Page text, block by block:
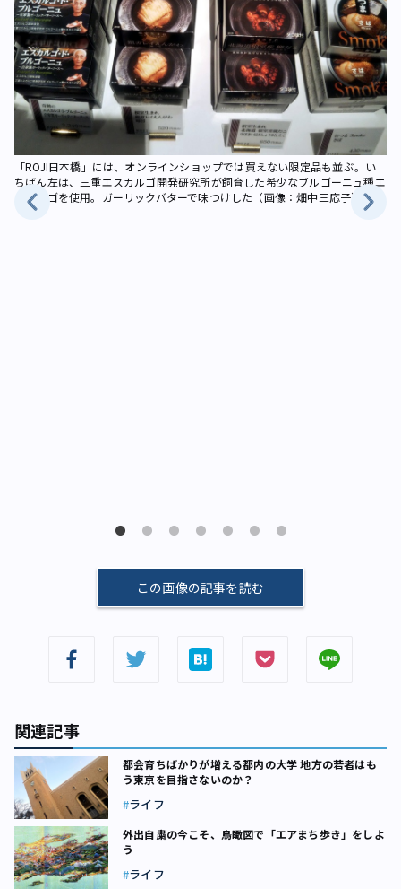
「ROJI日本橋」には、オンラインショップでは買えない限定品も並ぶ。い
ちばん左は、三重エスカルゴ開発研究所が飼育した希少なブルゴーニュ種エ
スカルゴを使用。ガーリックバターで味つけした（画像：畑中三応子）
この画像の記事を読む
関連記事
都会育ちばかりが増える都内の大学 地方の若者はも
う東京を目指さないのか？
ライフ
外出自粛の今こそ、鳥瞰図で「エアまち歩き」をしよ
う
ライフ